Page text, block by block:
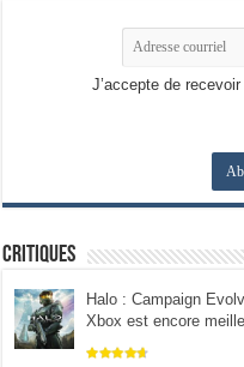
J’accepte de
Critiques
Halo : Campaign
Xbox est encore